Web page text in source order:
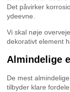
Det påvirker
ydeevne.
Vi skal nøje
dekorativt element
Almindelige
De mest
tilbyder klare